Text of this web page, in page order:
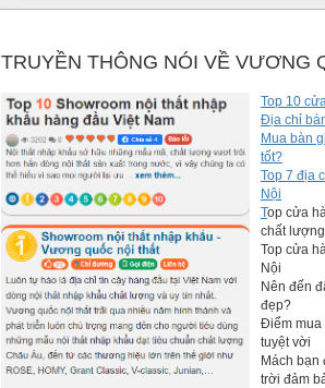
TRUYỀN THÔNG NÓI VỀ VƯƠNG
Top 10
Địa chỉ
Mua bàn
tốt?
Top 7 địa
Nội
Top cửa
chất lượng
Top cửa
Nội
Nên đến
đẹp?
Điểm mua
tuyệt vời
Mách bạn
trời đảm